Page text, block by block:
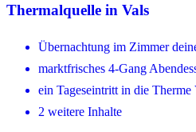
Thermalquelle in Vals
Übernachtung im Zimmer
marktfrisches 4-Gang
ein Tageseintritt in die Therme
2 weitere Inhalte